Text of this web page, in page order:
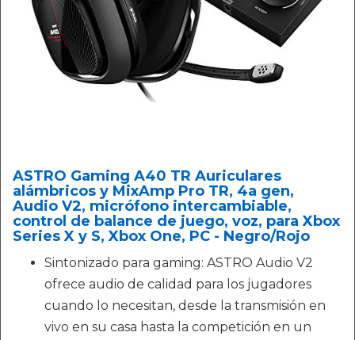
ASTRO Gaming A40 TR Auriculares
alámbricos y MixAmp Pro TR, 4a gen,
Audio V2, micrófono intercambiable,
control de balance de juego, voz, para Xbox
Series X y S, Xbox One, PC - Negro/Rojo
Sintonizado para gaming: ASTRO Audio V2
ofrece audio de calidad para los jugadores
cuando lo necesitan, desde la transmisión en
vivo en su casa hasta la competición en un